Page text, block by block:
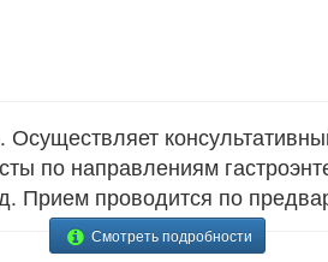
по направлениям
Прием проводится по
Смотреть подробности